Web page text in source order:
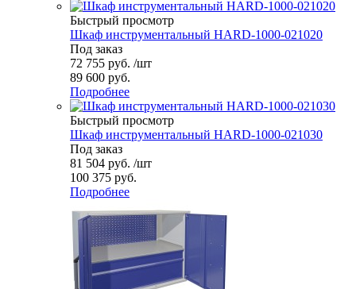
Быстрый просмотр
Шкаф инструментальный HARD-1000-021020
Под заказ
72 755 руб. /шт
89 600 руб.
Подробнее
Быстрый просмотр
Шкаф инструментальный HARD-1000-021030
Под заказ
81 504 руб. /шт
100 375 руб.
Подробнее